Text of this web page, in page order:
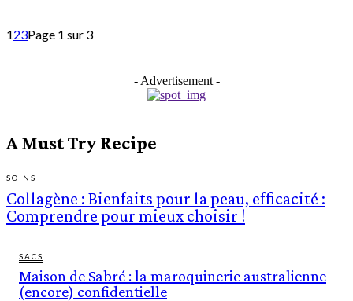
123Page 1 sur 3
- Advertisement -
A Must Try Recipe
SOINS
Collagène : Bienfaits pour la peau, efficacité :
Comprendre pour mieux choisir !
SACS
Maison de Sabré : la maroquinerie australienne
(encore) confidentielle